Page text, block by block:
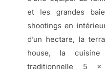
et les grandes
shootings en
d’un hectare, la
house, la
traditionnelle 5